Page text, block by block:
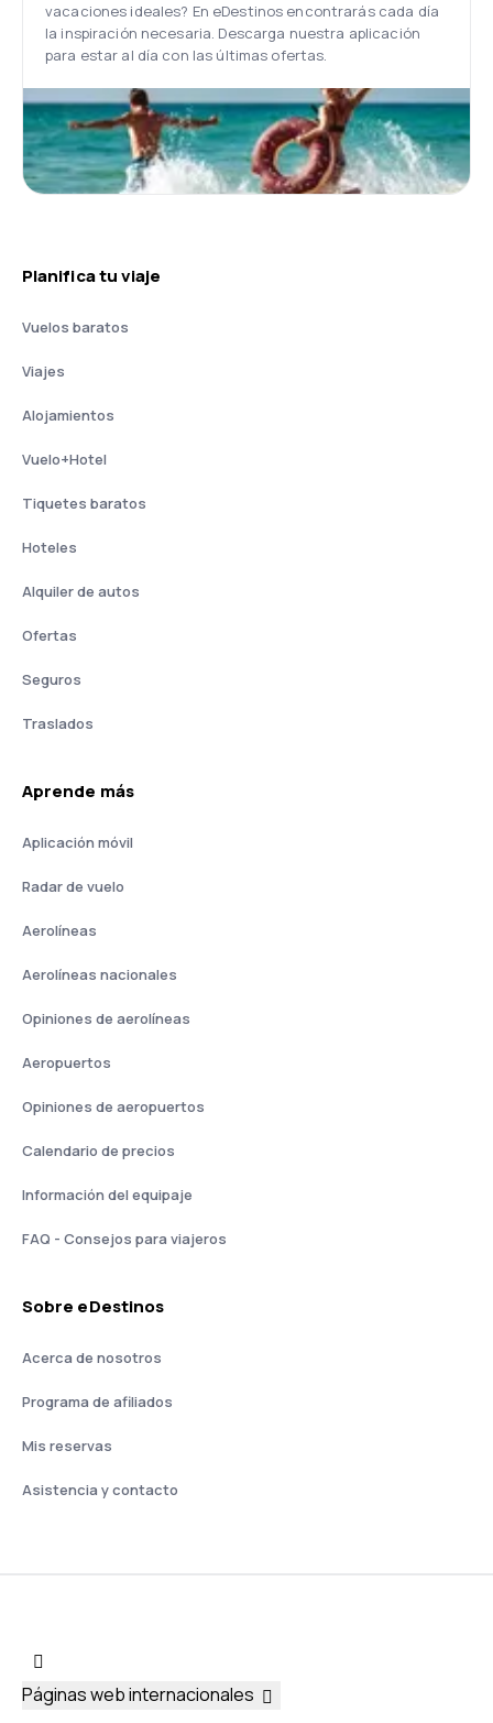
vacaciones ideales? En eDestinos encontrarás cada día
la inspiración necesaria. Descarga nuestra aplicación
para estar al día con las últimas ofertas.
Planifica tu viaje
Vuelos baratos
Viajes
Alojamientos
Vuelo+Hotel
Tiquetes baratos
Hoteles
Alquiler de autos
Ofertas
Seguros
Traslados
Aprende más
Aplicación móvil
Radar de vuelo
Aerolíneas
Aerolíneas nacionales
Opiniones de aerolíneas
Aeropuertos
Opiniones de aeropuertos
Calendario de precios
Información del equipaje
FAQ - Consejos para viajeros
Sobre eDestinos
Acerca de nosotros
Programa de afiliados
Mis reservas
Asistencia y contacto
Páginas web internacionales